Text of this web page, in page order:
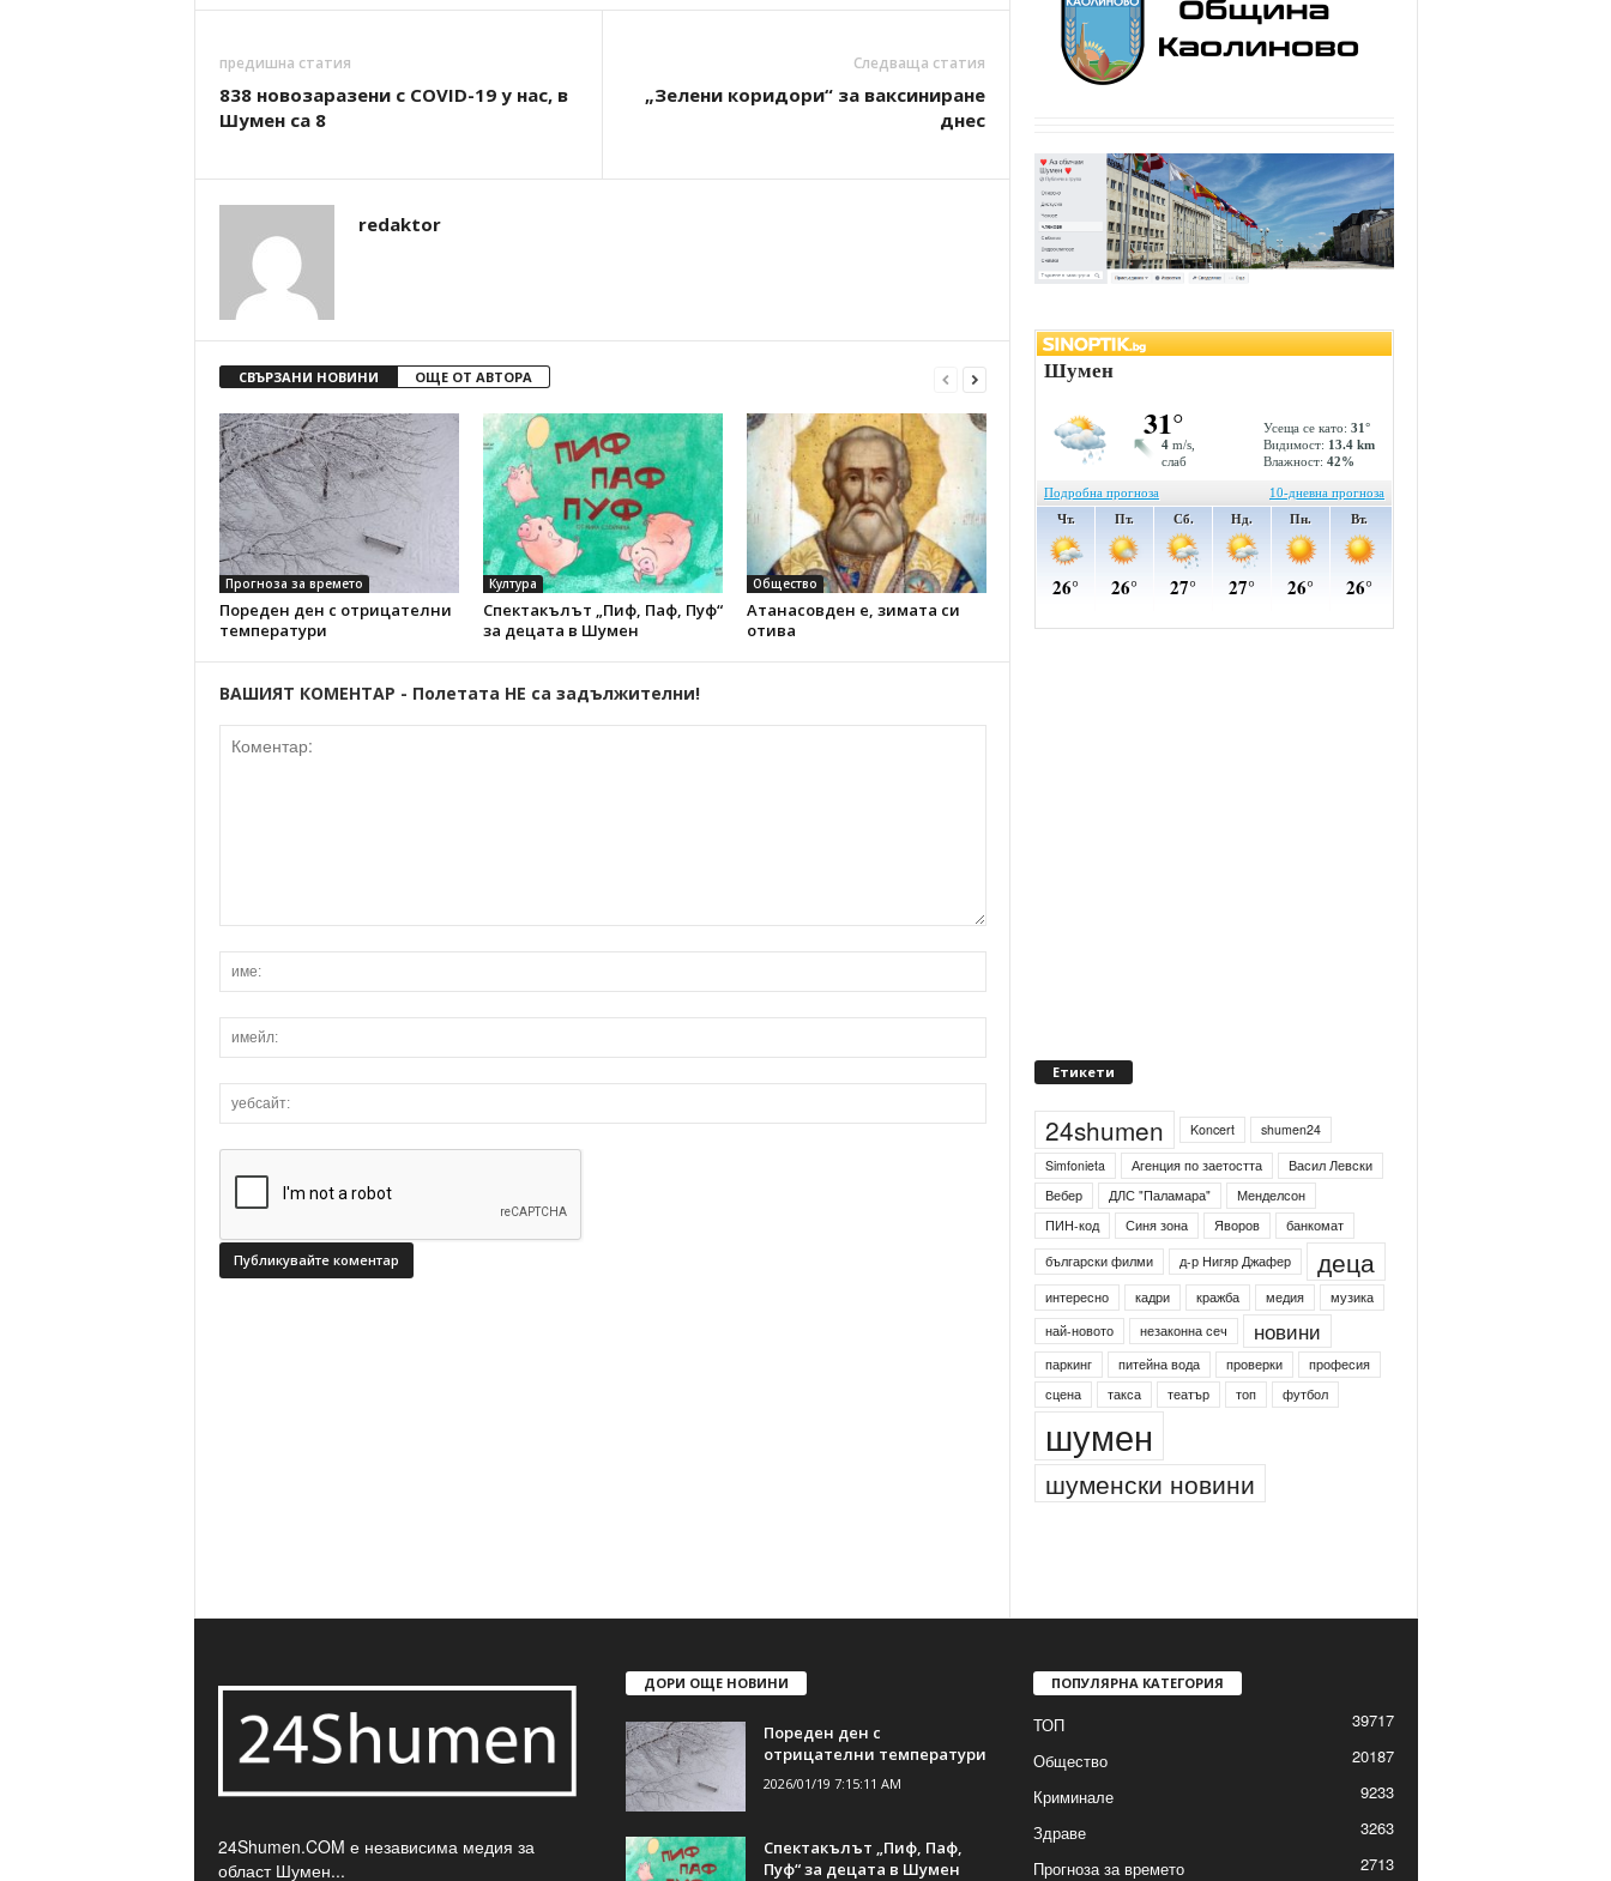
предишна статия
838 новозаразени с COVID-19 у нас, в
Шумен са 8
Следваща статия
„Зелени коридори“ за ваксиниране
днес
redaktor
СВЪРЗАНИ НОВИНИ ОЩЕ ОТ АВТОРА
Прогноза за времето
Пореден ден с отрицателни
температури
Култура
Спектакълът „Пиф, Паф, Пуф“
за децата в Шумен
Общество
Атанасовден е, зимата си
отива
ВАШИЯТ КОМЕНТАР - Полетата НЕ са задължителни!
Етикети
24shumen Koncert
shumen24
Simfonieta
Агенция по заетостта
Васил Левски
Вебер
ДЛС "Паламара"
Менделсон
ПИН-код
Синя зона Яворов
банкомат
български филми
д-р Нигяр Джафер деца
интересно кадри кражба медия
музика
най-новото
незаконна сеч новини
паркинг питейна вода проверки
професия
сцена
такса театър топ футбол
шумен
шуменски новини
24Shumen.COM е независима медия за
област Шумен...
ДОРИ ОЩЕ НОВИНИ
Пореден ден с
отрицателни температури
2026/01/19 7:15:11 AM
Спектакълът „Пиф, Паф,
Пуф“ за децата в Шумен
ПОПУЛЯРНА КАТЕГОРИЯ
ТОП
39717
Общество
20187
Криминале
9233
Здраве
3263
Прогноза за времето
2713